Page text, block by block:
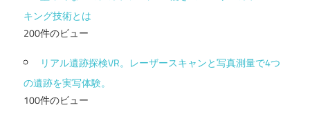
キング技術とは
200件のビュー
リアル遺跡探検VR。レーザースキャンと写真測量で4つ
の遺跡を実写体験。
100件のビュー